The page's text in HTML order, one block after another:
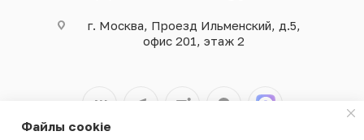
г. Москва, Проезд Ильменский, д.5,
офис 201, этаж 2
Файлы cookie